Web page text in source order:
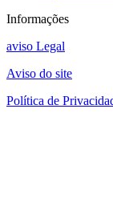
Informações
aviso Legal
Aviso do site
Política de